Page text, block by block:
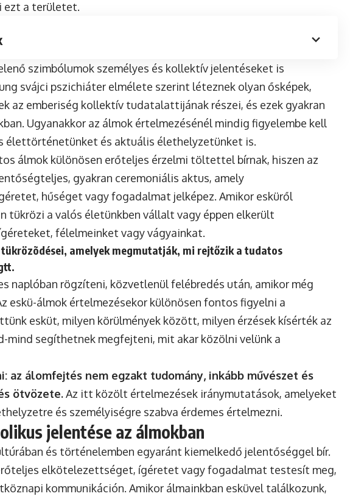
ezt a területet.
szimbólumok személyes és kollektív jelentéseket is
svájci pszichiáter elmélete szerint léteznek olyan ősképek,
az emberiség kollektív tudatalattijának részei, és ezek gyakran
Ugyanakkor az álmok értelmezésénél mindig figyelembe kell
élettörténetünket és aktuális élethelyzetünket is.
álmok különösen erőteljes érzelmi töltettel bírnak, hiszen az
gyakran ceremoniális aktus, amely
hűséget vagy fogadalmat jelképez. Amikor esküről
tükrözi a valós életünkben vállalt vagy éppen elkerült
félelmeinket vagy vágyainkat.
tükrözõdései, amelyek megmutatják, mi rejtőzik a tudatos
naplóban rögzíteni, közvetlenül felébredés után, amikor még
eskü-álmok értelmezésekor különösen fontos figyelni a
esküt, milyen körülmények között, milyen érzések kísérték az
mind segíthetnek megfejteni, mit akar közölni velünk a
az álomfejtés nem egzakt tudomány, inkább művészet és
ötvözete.Az itt közölt értelmezések iránymutatások, amelyeket
és személyiségre szabva érdemes értelmezni.
jelentése az álmokban
és történelemben egyaránt kiemelkedő jelentőséggel bír.
elkötelezettséget, ígéretet vagy fogadalmat testesít meg,
kommunikáción. Amikor álmainkban esküvel találkozunk,